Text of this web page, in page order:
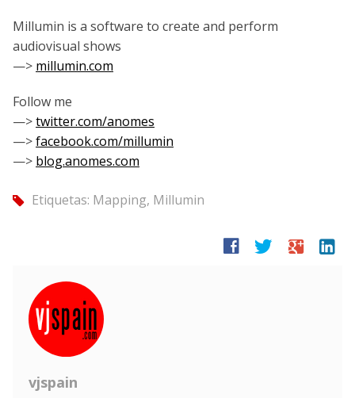
Millumin is a software to create and perform
audiovisual shows
—> millumin.com
Follow me
—>twitter.com/anomes
—>facebook.com/millumin
—> blog.anomes.com
tag Etiquetas: Mapping, Millumin
facebook twitter google linkedin
vjspain